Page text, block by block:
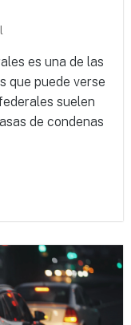
es una de las
que puede verse
suelen
de condenas